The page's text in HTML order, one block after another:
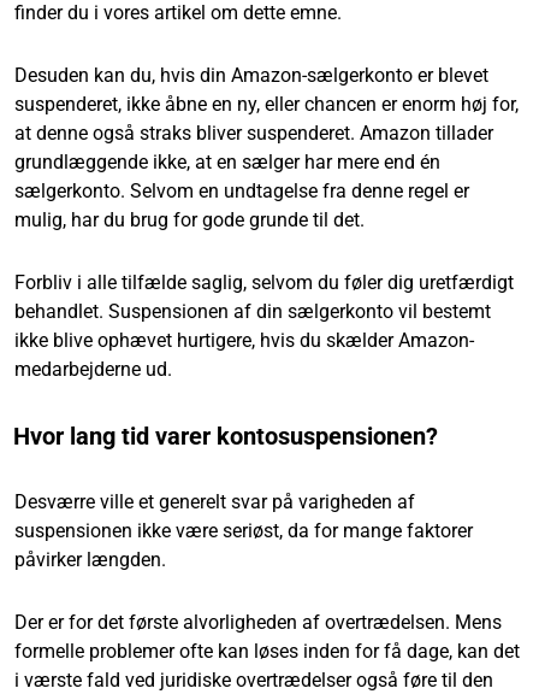
finder du i vores artikel om dette emne.
Desuden kan du, hvis din Amazon-sælgerkonto er blevet
suspenderet, ikke åbne en ny, eller chancen er enorm høj for,
at denne også straks bliver suspenderet. Amazon tillader
grundlæggende ikke, at en sælger har mere end én
sælgerkonto. Selvom en undtagelse fra denne regel er
mulig, har du brug for gode grunde til det.
Forbliv i alle tilfælde saglig, selvom du føler dig uretfærdigt
behandlet. Suspensionen af din sælgerkonto vil bestemt
ikke blive ophævet hurtigere, hvis du skælder Amazon-
medarbejderne ud.
Hvor lang tid varer kontosuspensionen?
Desværre ville et generelt svar på varigheden af
suspensionen ikke være seriøst, da for mange faktorer
påvirker længden.
Der er for det første alvorligheden af overtrædelsen. Mens
formelle problemer ofte kan løses inden for få dage, kan det
i værste fald ved juridiske overtrædelser også føre til den